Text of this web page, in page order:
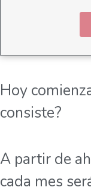
Hoy
consiste?
A partir de
cada mes